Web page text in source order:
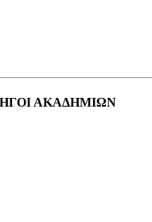
ΑΚΑΔΗΜΙΩΝ